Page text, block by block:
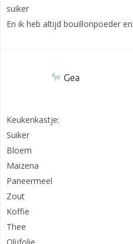
suiker
En ik heb altijd bouillonpoeder
Gea
Keukenkastje:
Suiker
Bloem
Maizena
Paneermeel
Zout
Koffie
Thee